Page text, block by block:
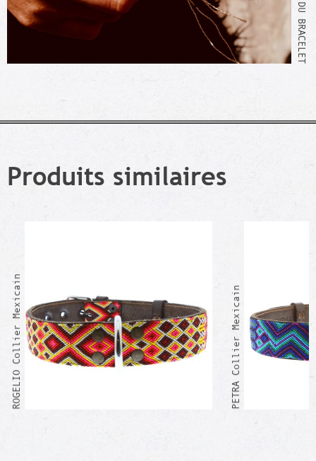
Produits similaires
ROGELIO Collier Mexicain PETRA Collier Mexicain